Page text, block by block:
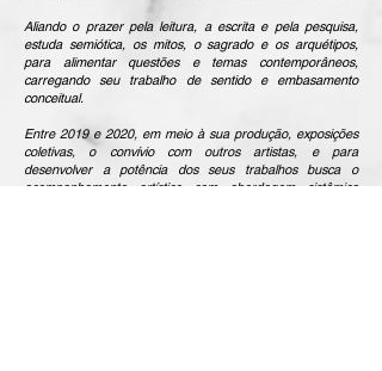
Aliando o prazer pela leitura, a escrita e pela pesquisa,
estuda semiótica, os mitos, o sagrado e os arquétipos,
para alimentar questões e temas contemporâneos,
carregando seu trabalho de sentido e embasamento
conceitual.
Entre 2019 e 2020, em meio à sua produção, exposições
coletivas, o convívio com outros artistas, e para
desenvolver a potência dos seus trabalhos busca o
acompanhamento artístico com abordagem sistêmica